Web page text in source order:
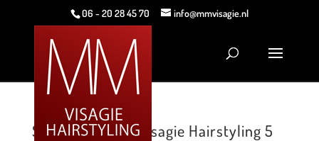
06 - 20 28 45 70 info@mmvisagie.nl
Style shoot MM Visagie Hairstyling 5